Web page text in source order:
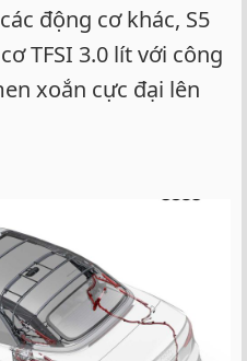
động cơ khác, S5
TFSI 3.0 lít với công
xoắn cực đại lên